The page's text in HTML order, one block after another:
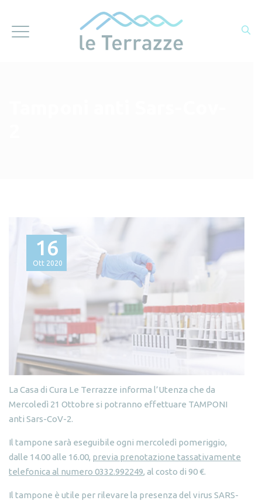
16
Ott 2020
La Casa di Cura Le Terrazze informa l’Utenza che da
Mercoledì 21 Ottobre si potranno effettuare TAMPONI
anti Sars-CoV-2.
Il tampone sarà eseguibile ogni mercoledì pomeriggio,
dalle 14.00 alle 16.00, previa prenotazione tassativamente
telefonica al numero 0332.992249, al costo di 90 €.
Il tampone è utile per rilevare la presenza del virus SARS-